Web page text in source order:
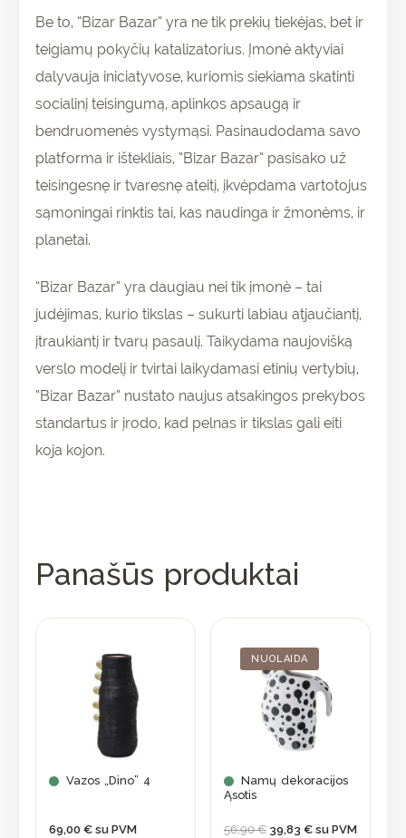
Be to, “Bizar Bazar” yra ne tik prekių tiekėjas, bet ir
teigiamų pokyčių katalizatorius. Įmonė aktyviai
dalyvauja iniciatyvose, kuriomis siekiama skatinti
socialinį teisingumą, aplinkos apsaugą ir
bendruomenės vystymąsi. Pasinaudodama savo
platforma ir ištekliais, “Bizar Bazar” pasisako už
teisingesnę ir tvaresnę ateitį, įkvėpdama vartotojus
sąmoningai rinktis tai, kas naudinga ir žmonėms, ir
planetai.
“Bizar Bazar” yra daugiau nei tik įmonė – tai
judėjimas, kurio tikslas – sukurti labiau atjaučiantį,
įtraukiantį ir tvarų pasaulį. Taikydama naujovišką
verslo modelį ir tvirtai laikydamasi etinių vertybių,
“Bizar Bazar” nustato naujus atsakingos prekybos
standartus ir įrodo, kad pelnas ir tikslas gali eiti
koja kojon.
Panašūs produktai
Vazos „Dino” 4
69,00 € su PVM
NUOLAIDA
Namų dekoracijos
Ąsotis
56,90€
was:
56,90 €.
39,83 €
is:
39,83 €.
su PVM